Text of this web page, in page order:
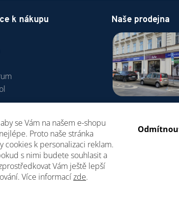
se Vám na našem e-shopu
Proto naše stránka
cookies k personalizaci reklam.
s nimi budete souhlasit a
Vám ještě lepší
Více informacízde.
k nákupu
podmínky
Naše prodejna